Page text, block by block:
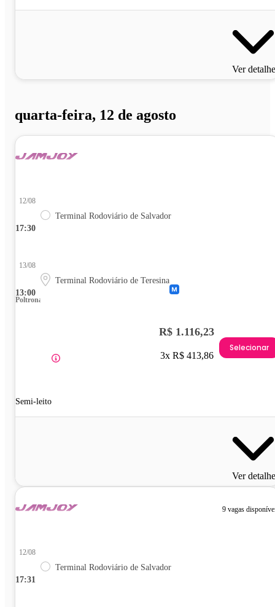
Ver
quarta-feira, 12 de agosto
17:30
12/08
Terminal Rodoviário de Salvador
13:00
13/08
Terminal Rodoviário de Teresina
Poltrona
Semi-leito
R$ 1.116,23
3x R$ 413,86
Selecionar
Ver
9 vagas
17:31
12/08
Terminal Rodoviário de Salvador